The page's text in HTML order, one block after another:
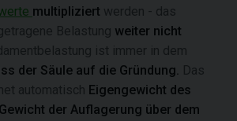
multipliziert werden - das
Belastung weiter nicht
ist immer in dem
der Säule auf die Gründung. Das
automatisch Eigengewicht des
der Auflagerung über dem